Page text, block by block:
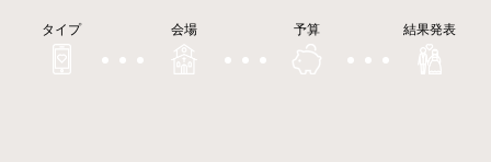
タイプ 会場 予算 結果発表